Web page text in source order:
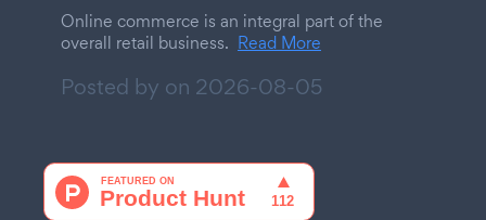
Online commerce is an integral part of the
overall retail business. Read More
Posted by on 2026-08-05